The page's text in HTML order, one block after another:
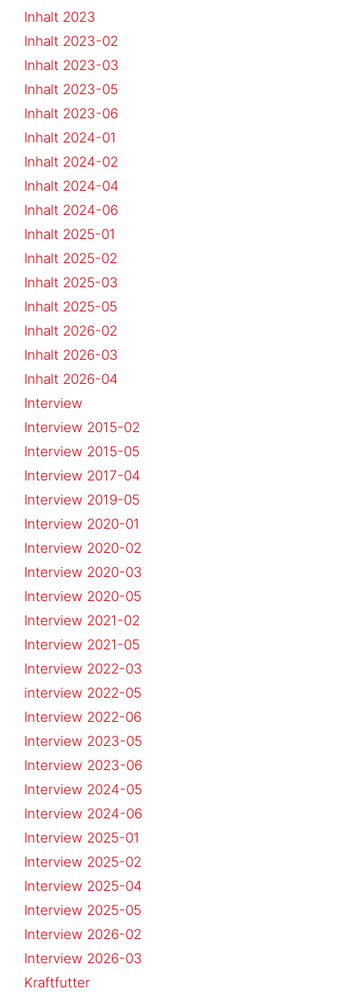
Inhalt 2023
Inhalt 2023-02
Inhalt 2023-03
Inhalt 2023-05
Inhalt 2023-06
Inhalt 2024-01
Inhalt 2024-02
Inhalt 2024-04
Inhalt 2024-06
Inhalt 2025-01
Inhalt 2025-02
Inhalt 2025-03
Inhalt 2025-05
Inhalt 2026-02
Inhalt 2026-03
Inhalt 2026-04
Interview
Interview 2015-02
Interview 2015-05
Interview 2017-04
Interview 2019-05
Interview 2020-01
Interview 2020-02
Interview 2020-03
Interview 2020-05
Interview 2021-02
Interview 2021-05
Interview 2022-03
interview 2022-05
Interview 2022-06
Interview 2023-05
Interview 2023-06
Interview 2024-05
Interview 2024-06
Interview 2025-01
Interview 2025-02
Interview 2025-04
Interview 2025-05
Interview 2026-02
Interview 2026-03
Kraftfutter